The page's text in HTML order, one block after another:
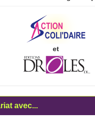
et
avec...